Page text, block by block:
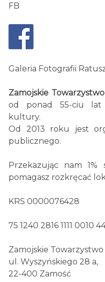
FB
Galeria Fotografii
Zamojskie
od ponad 55-ciu lat
kultury.
Od 2013 roku jest
publicznego.
Przekazując nam 1%
pomagasz rozkręcać
KRS 0000076428
75 1240 2816 1111 0010
Zamojskie
ul. Wyszyńskiego 28 a,
22-400 Zamość